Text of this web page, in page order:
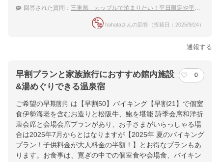
回答された質問： 三重県 カップルで泊まりたい！平日限定や平日割のあるおすすめ温泉宿
hahataさんの回答（投稿日：2025/9/24）
通報する
早割プランと家族旅行におすすめ館内施設
&湯めぐりできる温泉宿
0
ご希望の早期割引は【早割50】バイキング【早割21】で個室
食伊勢海老を含むお造りと松阪牛、鮑を堪能 詩季会席和洋折
衷会席と会場会席プランがあり、お子さまがいらっしゃる場
合は2025年7月からとはなりますが【2025年 夏のバイキング
プラン！子供料金が大人料金の半額！】とお得なプランもあ
ります。お食事は、寛ぎの中での個室食や会場食、バイキン